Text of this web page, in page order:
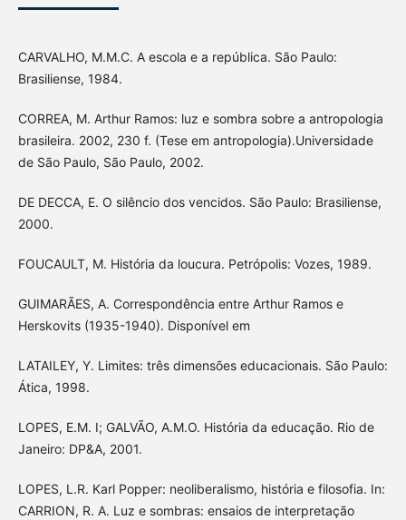
CARVALHO, M.M.C. A escola e a república. São Paulo:
Brasiliense, 1984.
CORREA, M. Arthur Ramos: luz e sombra sobre a antropologia
brasileira. 2002, 230 f. (Tese em antropologia).Universidade
de São Paulo, São Paulo, 2002.
DE DECCA, E. O silêncio dos vencidos. São Paulo: Brasiliense,
2000.
FOUCAULT, M. História da loucura. Petrópolis: Vozes, 1989.
GUIMARÃES, A. Correspondência entre Arthur Ramos e
Herskovits (1935-1940). Disponível em
LATAILEY, Y. Limites: três dimensões educacionais. São Paulo:
Ática, 1998.
LOPES, E.M. I; GALVÃO, A.M.O. História da educação. Rio de
Janeiro: DP&A, 2001.
LOPES, L.R. Karl Popper: neoliberalismo, história e filosofia. In:
CARRION, R. A. Luz e sombras: ensaios de interpretação